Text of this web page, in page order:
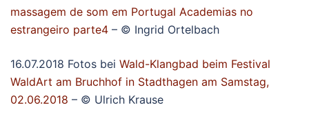
massagem de som em Portugal Academias no
estrangeiro parte4 – © Ingrid Ortelbach
16.07.2018 Fotos bei Wald-Klangbad beim Festival
WaldArt am Bruchhof in Stadthagen am Samstag,
02.06.2018 – © Ulrich Krause